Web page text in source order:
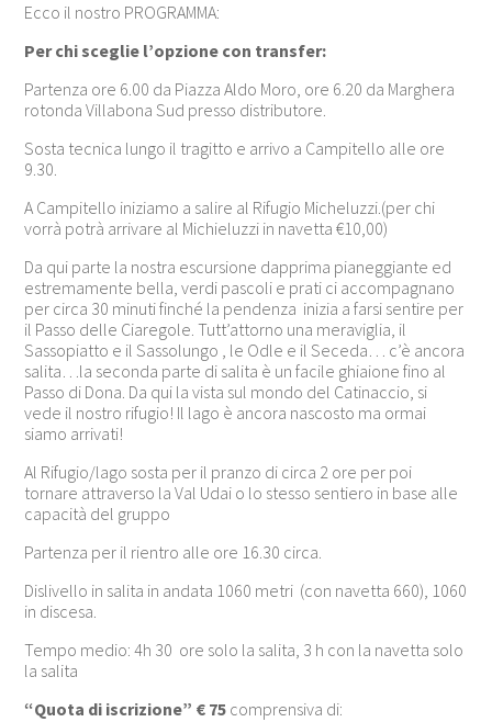
Ecco il nostro PROGRAMMA:
Per chi sceglie l’opzione con transfer:
Partenza ore 6.00 da Piazza Aldo Moro, ore 6.20 da Marghera
rotonda Villabona Sud presso distributore.
Sosta tecnica lungo il tragitto e arrivo a Campitello alle ore
9.30.
A Campitello iniziamo a salire al Rifugio Micheluzzi.(per chi
vorrà potrà arrivare al Michieluzzi in navetta €10,00)
Da qui parte la nostra escursione dapprima pianeggiante ed
estremamente bella, verdi pascoli e prati ci accompagnano
per circa 30 minuti finché la pendenza inizia a farsi sentire per
il Passo delle Ciaregole. Tutt’attorno una meraviglia, il
Sassopiatto e il Sassolungo , le Odle e il Seceda… c’è ancora
salita…la seconda parte di salita è un facile ghiaione fino al
Passo di Dona. Da qui la vista sul mondo del Catinaccio, si
vede il nostro rifugio! Il lago è ancora nascosto ma ormai
siamo arrivati!
Al Rifugio/lago sosta per il pranzo di circa 2 ore per poi
tornare attraverso la Val Udai o lo stesso sentiero in base alle
capacità del gruppo
Partenza per il rientro alle ore 16.30 circa.
Dislivello in salita in andata 1060 metri (con navetta 660), 1060
in discesa.
Tempo medio: 4h 30 ore solo la salita, 3 h con la navetta solo
la salita
“Quota di iscrizione” € 75 comprensiva di: